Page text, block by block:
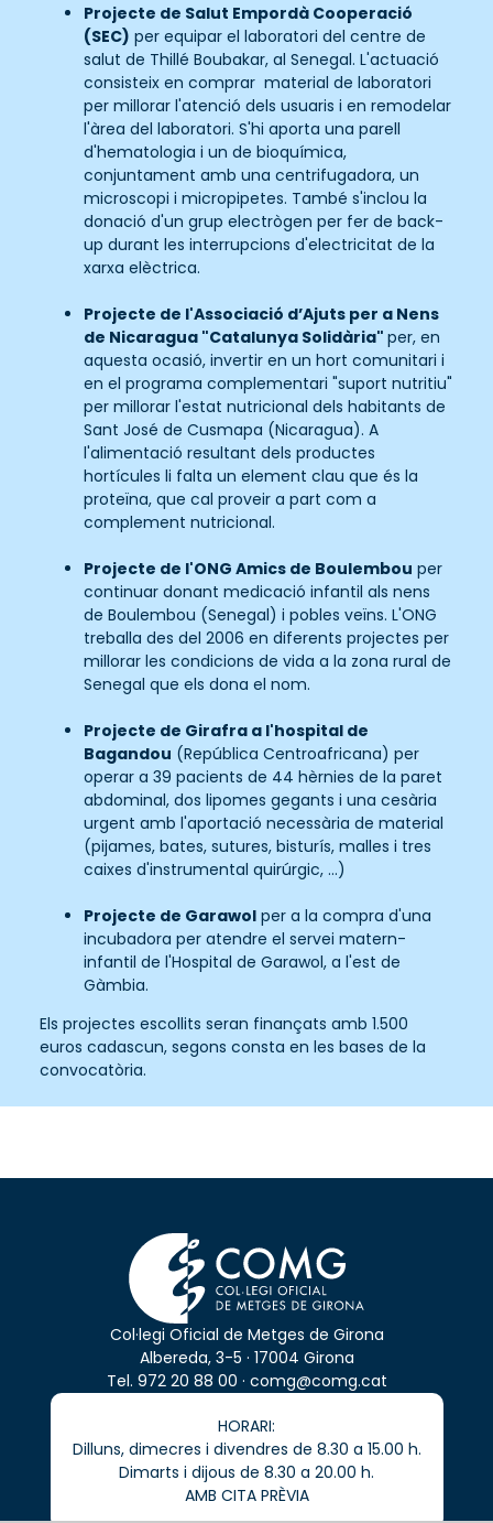
Projecte de Salut Empordà Cooperació
(SEC) per equipar el laboratori del centre de
salut de Thillé Boubakar, al Senegal. L'actuació
consisteix en comprar material de laboratori
per millorar l'atenció dels usuaris i en remodelar
l'àrea del laboratori. S'hi aporta una parell
d'hematologia i un de bioquímica,
conjuntament amb una centrifugadora, un
microscopi i micropipetes. També s'inclou la
donació d'un grup electrògen per fer de back-
up durant les interrupcions d'electricitat de la
xarxa elèctrica.
Projecte de l'Associació d’Ajuts per a Nens
de Nicaragua "Catalunya Solidària" per, en
aquesta ocasió, invertir en un hort comunitari i
en el programa complementari "suport nutritiu"
per millorar l'estat nutricional dels habitants de
Sant José de Cusmapa (Nicaragua). A
l'alimentació resultant dels productes
hortícules li falta un element clau que és la
proteïna, que cal proveir a part com a
complement nutricional.
Projecte de l'ONG Amics de Boulembou per
continuar donant medicació infantil als nens
de Boulembou (Senegal) i pobles veïns. L'ONG
treballa des del 2006 en diferents projectes per
millorar les condicions de vida a la zona rural de
Senegal que els dona el nom.
Projecte de Girafra a l'hospital de
Bagandou (República Centroafricana) per
operar a 39 pacients de 44 hèrnies de la paret
abdominal, dos lipomes gegants i una cesària
urgent amb l'aportació necessària de material
(pijames, bates, sutures, bisturís, malles i tres
caixes d'instrumental quirúrgic, ...)
Projecte de Garawolper a la compra d'una
incubadora per atendre el servei matern-
infantil de l'Hospital de Garawol, a l'est de
Gàmbia.
Els projectes escollits seran finançats amb 1.500
euros cadascun, segons consta en les bases de la
convocatòria.
Col·legi Oficial de Metges de Girona
Albereda, 3-5 · 17004 Girona
Tel. 972 20 88 00 · comg@comg.cat
HORARI:
Dilluns, dimecres i divendres de 8.30 a 15.00 h.
Dimarts i dijous de 8.30 a 20.00 h.
AMB CITA PRÈVIA